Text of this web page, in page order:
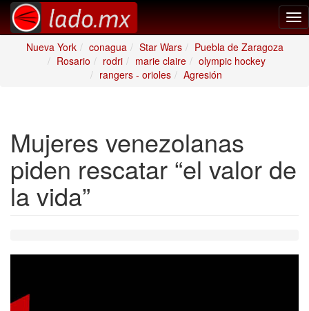
Nueva York
conagua Star Wars
Puebla de Zaragoza
Rosario
rodri marie claire
olympic hockey
rangers - orioles
Agresión
Mujeres venezolanas
piden rescatar “el valor de
la vida”